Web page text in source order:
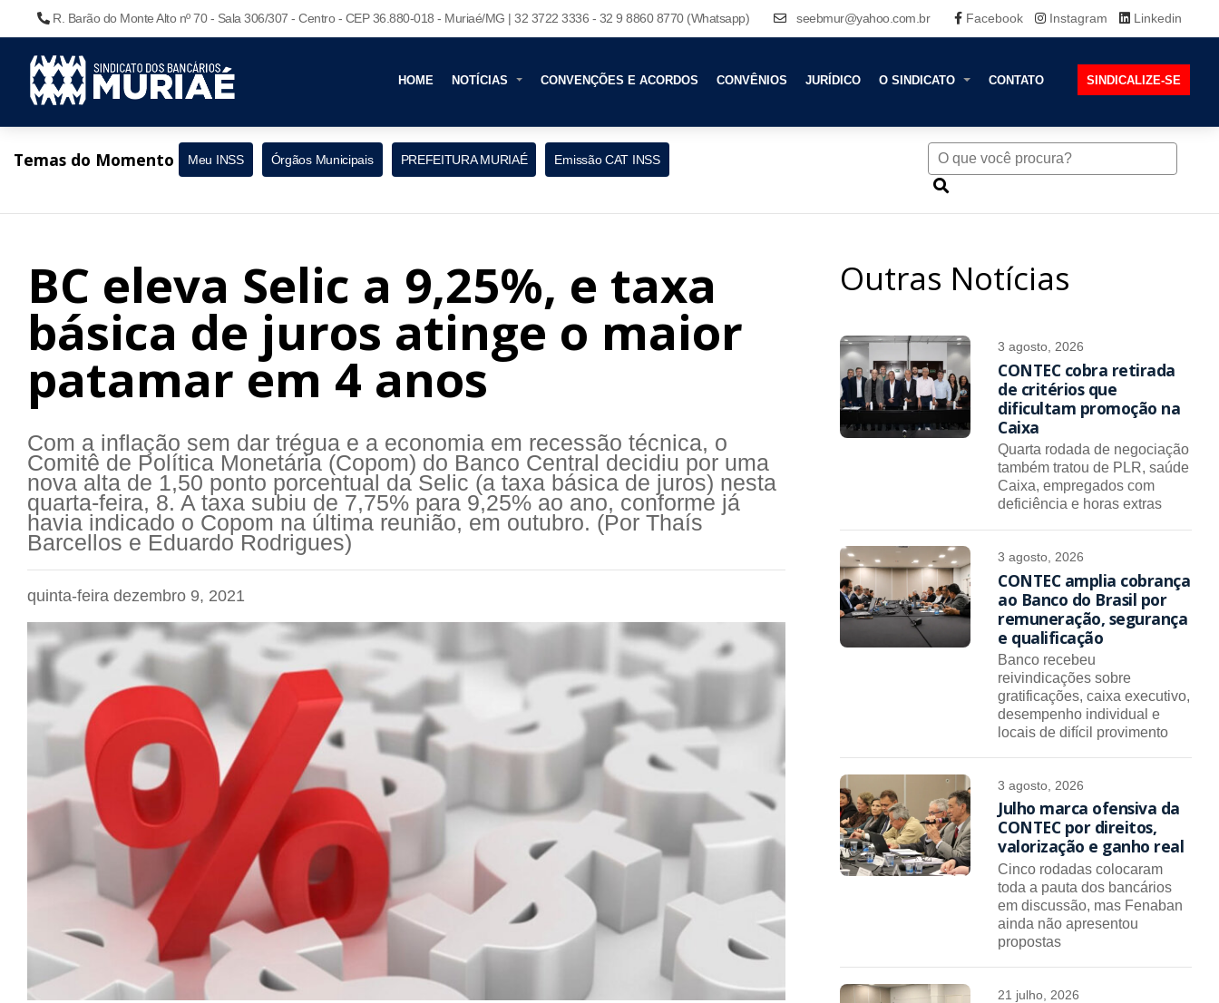
R. Barão do Monte Alto nº 70 - Sala 306/307 - Centro - CEP 36.880-018 - Muriaé/MG | 32 3722 3336 - 32 9 8860 8770 (Whatsapp) seebmur@yahoo.com.br Facebook Instagram Linkedin
HOME NOTÍCIAS CONVENÇÕES E ACORDOS CONVÊNIOS JURÍDICO O SINDICATO CONTATO SINDICALIZE-SE
Temas do Momento Meu INSS Órgãos Municipais PREFEITURA MURIAÉ Emissão CAT INSS
BC eleva Selic a 9,25%, e taxa
básica de juros atinge o maior
patamar em 4 anos
Com a inflação sem dar trégua e a economia em recessão técnica, o
Comitê de Política Monetária (Copom) do Banco Central decidiu por uma
nova alta de 1,50 ponto porcentual da Selic (a taxa básica de juros) nesta
quarta-feira, 8. A taxa subiu de 7,75% para 9,25% ao ano, conforme já
havia indicado o Copom na última reunião, em outubro. (Por Thaís
Barcellos e Eduardo Rodrigues)
quinta-feira dezembro 9, 2021
Outras Notícias
3 agosto, 2026
CONTEC cobra retirada
de critérios que
dificultam promoção na
Caixa
Quarta rodada de negociação
também tratou de PLR, saúde
Caixa, empregados com
deficiência e horas extras
3 agosto, 2026
CONTEC amplia cobrança
ao Banco do Brasil por
remuneração, segurança
e qualificação
Banco recebeu
reivindicações sobre
gratificações, caixa executivo,
desempenho individual e
locais de difícil provimento
3 agosto, 2026
Julho marca ofensiva da
CONTEC por direitos,
valorização e ganho real
Cinco rodadas colocaram
toda a pauta dos bancários
em discussão, mas Fenaban
ainda não apresentou
propostas
21 julho, 2026